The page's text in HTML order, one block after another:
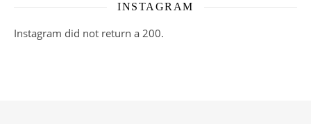
INSTAGRAM
Instagram did not return a 200.